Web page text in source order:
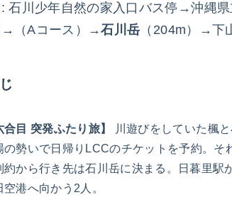
: 石川少年自然の家入口バス停→沖縄
→（Aコース）→石川岳 （204m）→下
合目 突発ふたり旅】
川遊びをしていた楓
の勢いで日帰りLCCのチケットを予約。そ
約から行き先は石川岳に決まる。日暮里駅
港へ向かう2人。